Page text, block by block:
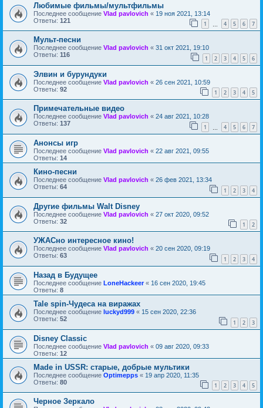
Любимые фильмы/мультфильмы
Последнее сообщение Vlad pavlovich « 19 ноя 2021, 13:14
Ответы: 121 1 4 5 6 7
Мульт-песни
Последнее сообщение Vlad pavlovich « 31 окт 2021, 19:10
Ответы: 116 1 2 3 4 5 6
Элвин и бурундуки
Последнее сообщение Vlad pavlovich « 26 сен 2021, 10:59
Ответы: 92 1 2 3 4 5
Примечательные видео
Последнее сообщение Vlad pavlovich « 24 авг 2021, 10:28
Ответы: 137 1 4 5 6 7
Анонсы игр
Последнее сообщение Vlad pavlovich « 22 авг 2021, 09:55
Ответы: 14
Кино-песни
Последнее сообщение Vlad pavlovich « 26 фев 2021, 13:34
Ответы: 64 1 2 3 4
Другие фильмы Walt Disney
Последнее сообщение Vlad pavlovich « 27 окт 2020, 09:52
Ответы: 32 1 2
УЖАСно интересное кино!
Последнее сообщение Vlad pavlovich « 20 сен 2020, 09:19
Ответы: 63 1 2 3 4
Назад в Будущее
Последнее сообщение LoneHackeer« 16 сен 2020, 19:45
Ответы: 8
Tale spin-Чудеса на виражах
Последнее сообщение luckyd999 « 15 сен 2020, 22:36
Ответы: 52 1 2 3
Disney Classic
Последнее сообщение Vlad pavlovich « 09 авг 2020, 09:33
Ответы: 12
Made in USSR: старые, добрые мультики
Последнее сообщение Optimepps « 19 апр 2020, 11:35
Ответы: 80 1 2 3 4 5
Черное Зеркало